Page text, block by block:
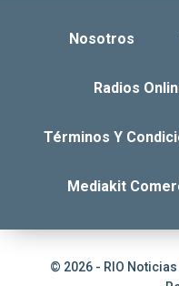
Nosotros
Radios
Términos Y
Mediakit
© 2026 - RIO